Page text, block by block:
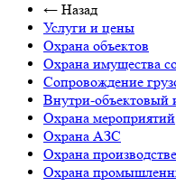
← Назад
Услуги и цены
Охрана объектов
Охрана имущества
Сопровождение
Внутри-объектовый
Охрана мероприятий
Охрана АЗС
Охрана
Охрана